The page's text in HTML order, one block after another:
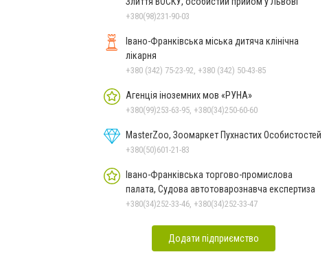
+380(98)231-90-03
Івано-Франківська міська дитяча клінічна
лікарня
+380 (342) 75-23-92, +380 (342) 50-43-85
Агенція іноземних мов «РУНА»
+380(99)253-63-95, +380(34)250-60-60
MasterZoo, Зоомаркет Пухнастих Особистостей
+380(50)601-21-83
Івано-Франківська торгово-промислова
палата, Судова автотоварознавча експертиза
+380(34)252-33-46, +380(34)252-33-47
Додати підприємство